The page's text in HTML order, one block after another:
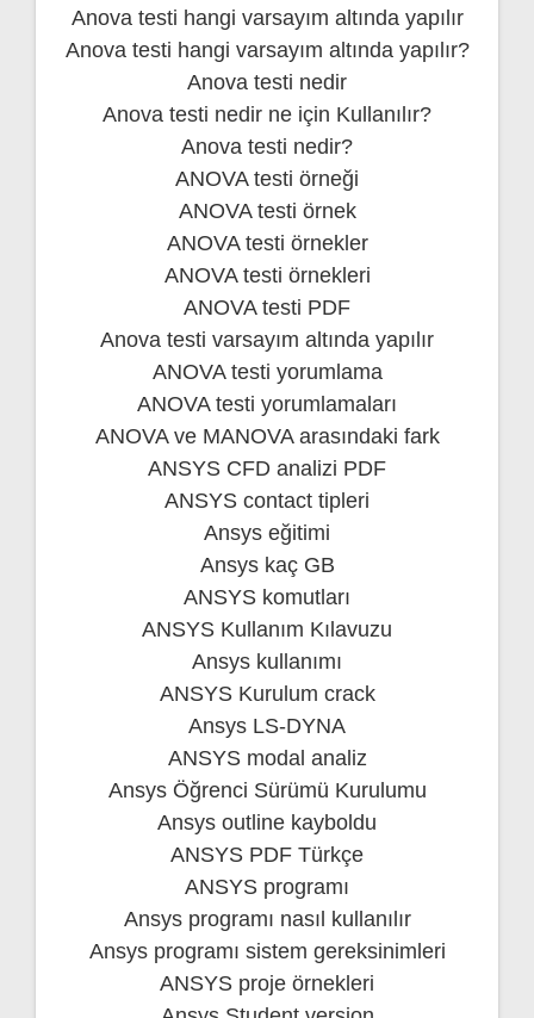
Anova testi hangi varsayım altında yapılır
Anova testi hangi varsayım altında yapılır?
Anova testi nedir
Anova testi nedir ne için Kullanılır?
Anova testi nedir?
ANOVA testi örneği
ANOVA testi örnek
ANOVA testi örnekler
ANOVA testi örnekleri
ANOVA testi PDF
Anova testi varsayım altında yapılır
ANOVA testi yorumlama
ANOVA testi yorumlamaları
ANOVA ve MANOVA arasındaki fark
ANSYS CFD analizi PDF
ANSYS contact tipleri
Ansys eğitimi
Ansys kaç GB
ANSYS komutları
ANSYS Kullanım Kılavuzu
Ansys kullanımı
ANSYS Kurulum crack
Ansys LS-DYNA
ANSYS modal analiz
Ansys Öğrenci Sürümü Kurulumu
Ansys outline kayboldu
ANSYS PDF Türkçe
ANSYS programı
Ansys programı nasıl kullanılır
Ansys programı sistem gereksinimleri
ANSYS proje örnekleri